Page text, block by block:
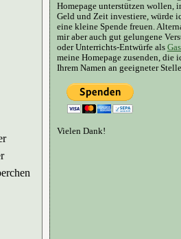
Homepage unterstützen wollen,
Geld und Zeit investiere, würde
eine kleine Spende freuen.
mir aber auch gut gelungene
oder Unterrichts-Entwürfe als
meine Homepage zusenden, die
Ihrem Namen an geeigneter
Vielen Dank!